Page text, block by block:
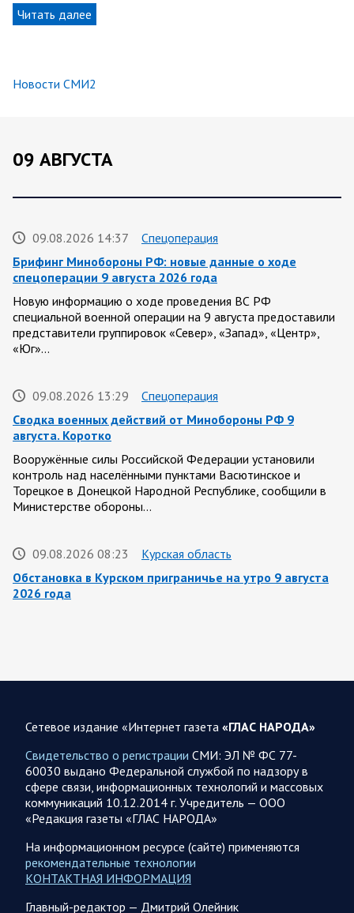
Читать далее
Новости СМИ2
09 АВГУСТА
09.08.2026 14:37
Спецоперация
Брифинг Минобороны РФ: новые данные о ходе
спецоперации 9 августа 2026 года
Новую информацию о ходе проведения ВС РФ
специальной военной операции на 9 августа предоставили
представители группировок «Север», «Запад», «Центр»,
«Юг»…
09.08.2026 13:29
Спецоперация
Сводка военных действий от Минобороны РФ 9
августа. Коротко
Вооружённые силы Российской Федерации установили
контроль над населёнными пунктами Васютинское и
Торецкое в Донецкой Народной Республике, сообщили в
Министерстве обороны…
09.08.2026 08:23
Курская область
Обстановка в Курском приграничье на утро 9 августа
2026 года
08.08.2026 20:10
Украина
Олег Царев об Украине 8 августа
Зеленский совершает первый за время пребывания у власти
визит в Сербию. На пресс-конференции президент этой
страны Вучич воздержался от прямых…
08.08.2026 12:35 Спецоперация
Сетевое издание «Интернет газета «ГЛАС НАРОДА»
Свидетельство о регистрации СМИ: ЭЛ № ФС 77-
60030 выдано Федеральной службой по надзору в
сфере связи, информационных технологий и массовых
коммуникаций 10.12.2014 г. Учредитель — ООО
«Редакция газеты «ГЛАС НАРОДА»
На информационном ресурсе (сайте) применяются
рекомендательные технологии
КОНТАКТНАЯ ИНФОРМАЦИЯ
Главный-редактор — Дмитрий Олейник